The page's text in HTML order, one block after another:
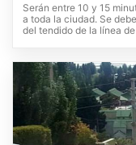
Serán entre 10 y 15
a toda la ciudad. Se
del tendido de la línea